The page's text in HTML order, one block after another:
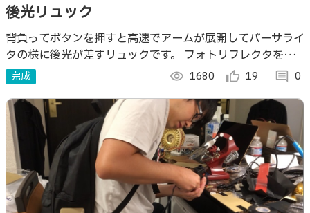
後光リュック
背負ってボタンを押すと高速でアームが展開してバーサライ
タの様に後光が差すリュックです。 フォトリフレクタを使
ってリアルタイムに光の状態を反映できます。上下展開駆動
も発光側もマイコンレスです。
完成 visibility 1680 thumb_up_alt 19 comment 0